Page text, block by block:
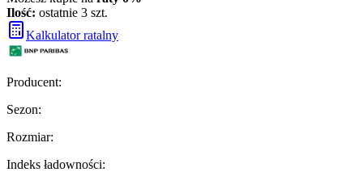
Ilość: ostatnie 3 szt.
Kalkulator ratalny
Producent:
Sezon:
Rozmiar:
Indeks ładowności: